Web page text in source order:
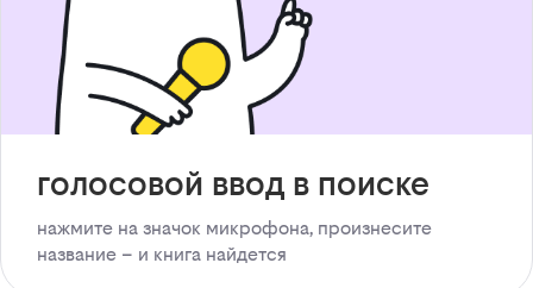
голосовой ввод в поиске
нажмите на значок микрофона, произнесите
название – и книга найдется